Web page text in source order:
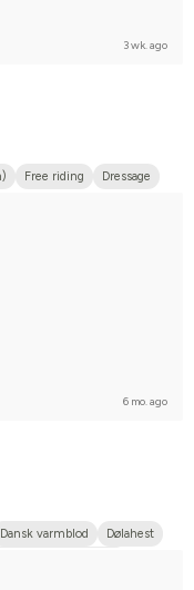
3 wk. ago
Free riding
Dressage
6 mo. ago
Dansk varmblod
Dølahest